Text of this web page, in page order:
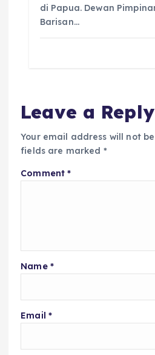
di Papua. Dewan
Barisan…
Leave a Reply
Your email address will not
fields are marked *
Comment*
Name *
Email *